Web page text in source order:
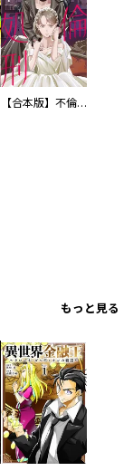
【合本版】不倫処刑
もっと見る